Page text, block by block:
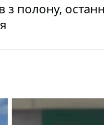
з полону,